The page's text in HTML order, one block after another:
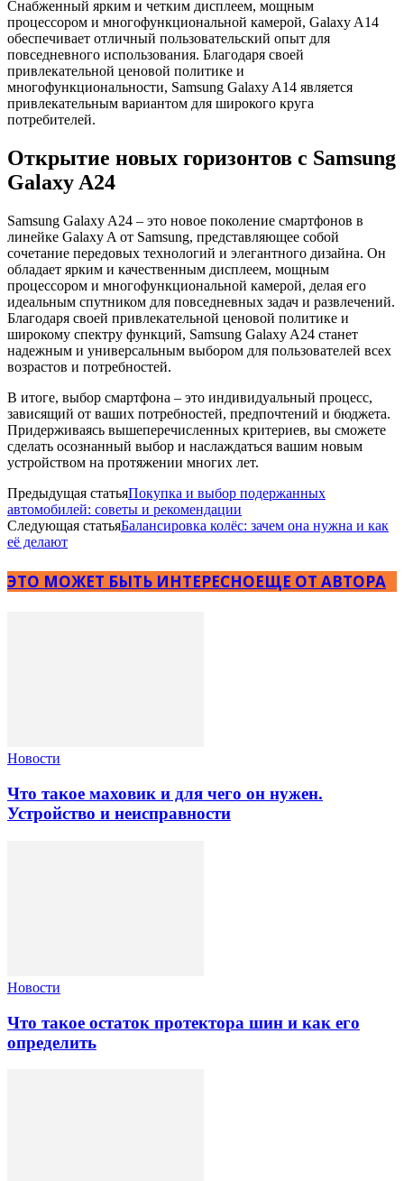
Снабженный ярким и четким дисплеем, мощным
процессором и многофункциональной камерой, Galaxy A14
обеспечивает отличный пользовательский опыт для
повседневного использования. Благодаря своей
привлекательной ценовой политике и
многофункциональности, Samsung Galaxy A14 является
привлекательным вариантом для широкого круга
потребителей.
Открытие новых горизонтов с Samsung
Galaxy A24
Samsung Galaxy A24 – это новое поколение смартфонов в
линейке Galaxy A от Samsung, представляющее собой
сочетание передовых технологий и элегантного дизайна. Он
обладает ярким и качественным дисплеем, мощным
процессором и многофункциональной камерой, делая его
идеальным спутником для повседневных задач и развлечений.
Благодаря своей привлекательной ценовой политике и
широкому спектру функций, Samsung Galaxy A24 станет
надежным и универсальным выбором для пользователей всех
возрастов и потребностей.
В итоге, выбор смартфона – это индивидуальный процесс,
зависящий от ваших потребностей, предпочтений и бюджета.
Придерживаясь вышеперечисленных критериев, вы сможете
сделать осознанный выбор и наслаждаться вашим новым
устройством на протяжении многих лет.
Предыдущая статьяПокупка и выбор подержанных
автомобилей: советы и рекомендации
Следующая статьяБалансировка колёс: зачем она нужна и как
её делают
ЭТО МОЖЕТ БЫТЬ ИНТЕРЕСНОЕЩЕ ОТ АВТОРА
Новости
Что такое маховик и для чего он нужен.
Устройство и неисправности
Новости
Что такое остаток протектора шин и как его
определить